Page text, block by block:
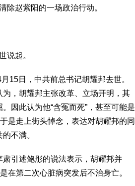
除赵紫阳的一场政治行动。
说起。
日，中共前总书记胡耀邦去世。
为，胡耀邦主张改革、立场开明，其
因此认为他“含冤而死”，甚至可能是
于是走上街头悼念，表达对胡耀邦的同
不满。
引述鲍彤的说法表示，胡耀邦并
在第二次心脏病突发后不治身亡。